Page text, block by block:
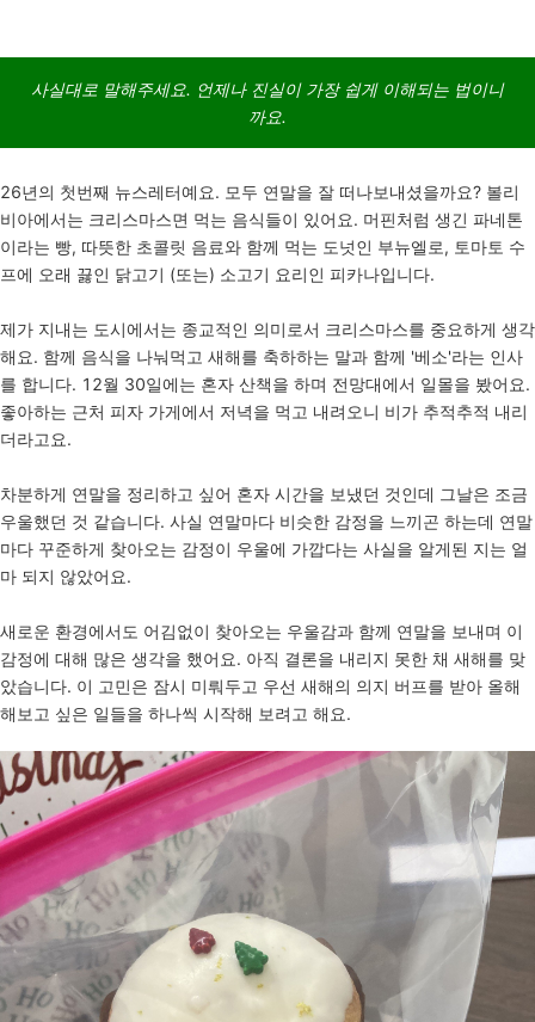
사실대로 말해주세요. 언제나 진실이 가장 쉽게 이해되는 법이니
까요.
26년의 첫번째 뉴스레터예요. 모두 연말을 잘 떠나보내셨을까요? 볼리
비아에서는 크리스마스면 먹는 음식들이 있어요. 머핀처럼 생긴 파네톤
이라는 빵, 따뜻한 초콜릿 음료와 함께 먹는 도넛인 부뉴엘로, 토마토 수
프에 오래 끓인 닭고기 (또는) 소고기 요리인 피카나입니다.
제가 지내는 도시에서는 종교적인 의미로서 크리스마스를 중요하게 생각
해요. 함께 음식을 나눠먹고 새해를 축하하는 말과 함께 '베소'라는 인사
를 합니다. 12월 30일에는 혼자 산책을 하며 전망대에서 일몰을 봤어요.
좋아하는 근처 피자 가게에서 저녁을 먹고 내려오니 비가 추적추적 내리
더라고요.
차분하게 연말을 정리하고 싶어 혼자 시간을 보냈던 것인데 그날은 조금
우울했던 것 같습니다. 사실 연말마다 비슷한 감정을 느끼곤 하는데 연말
마다 꾸준하게 찾아오는 감정이 우울에 가깝다는 사실을 알게된 지는 얼
마 되지 않았어요.
새로운 환경에서도 어김없이 찾아오는 우울감과 함께 연말을 보내며 이
감정에 대해 많은 생각을 했어요. 아직 결론을 내리지 못한 채 새해를 맞
았습니다. 이 고민은 잠시 미뤄두고 우선 새해의 의지 버프를 받아 올해
해보고 싶은 일들을 하나씩 시작해 보려고 해요.